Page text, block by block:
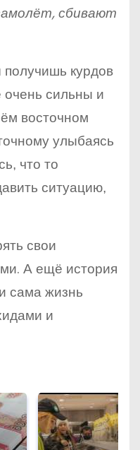
сбивают
курдов
очень сильны и
восточном
улыбаясь
что то
ситуацию,
свои
А ещё история
сама жизнь
и